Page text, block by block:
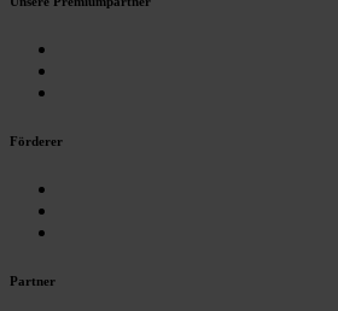
Förderer
Partner